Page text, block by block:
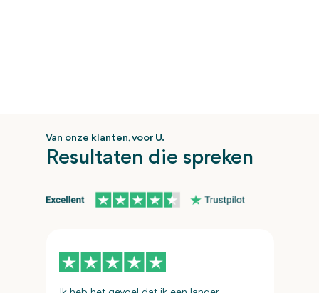
Resultaten die spreken
Van onze klanten, voor U.